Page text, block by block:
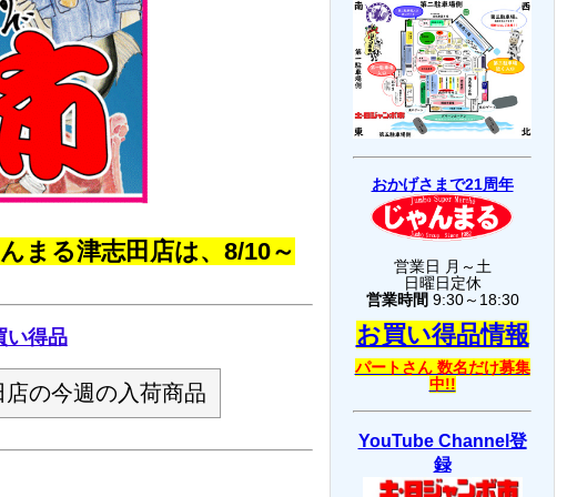
まる津志田店は、8/10～
い得品
店の今週の入荷商品
おかげさまで21周年
営業日 月～土
日曜日定休
営業時間 9:30～18:30
お買い得品情報
パートさん 数名だけ募集
中!!
YouTube Channel登
録